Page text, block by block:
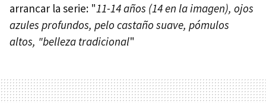
arrancar la serie: "11-14 años (14 en la imagen), ojos
azules profundos, pelo castaño suave, pómulos
altos, "belleza tradicional"